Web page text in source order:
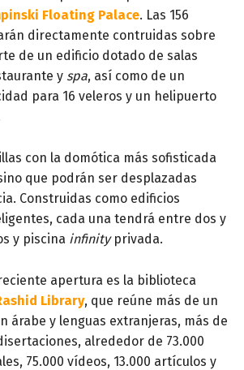
Floating Palace. Las 156
directamente contruidas sobre
de un edificio dotado de salas
y spa, así como de un
para 16 veleros y un helipuerto
con la domótica más sofisticada
que podrán ser desplazadas
Construidas como edificios
cada una tendrá entre dos y
y piscina infinityprivada.
apertura es la biblioteca
Library, que reúne más de un
árabe y lenguas extranjeras, más de
alrededor de 73.000
75.000 vídeos, 13.000 artículos y